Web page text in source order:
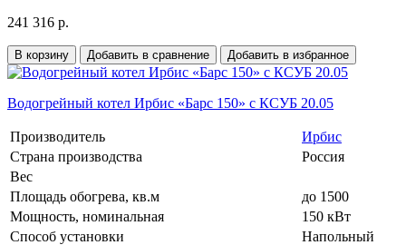
241 316 р.
В корзину Добавить в сравнение Добавить в избранное
Водогрейный котел Ирбис «Барс 150» с КСУБ 20.05
Производитель
Ирбис
Страна производства
Россия
Вес
Площадь обогрева, кв.м
до 1500
Мощность, номинальная
150 кВт
Способ установки
Напольный